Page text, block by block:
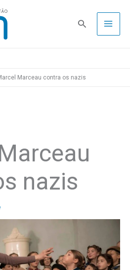
Pesquisa
Marceau contra os nazis
nazis